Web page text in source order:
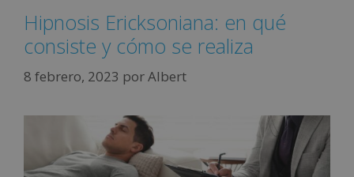
Hipnosis Ericksoniana: en qué
consiste y cómo se realiza
8 febrero, 2023 porAlbert